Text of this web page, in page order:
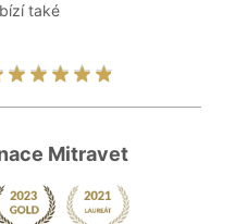
také
Mitravet